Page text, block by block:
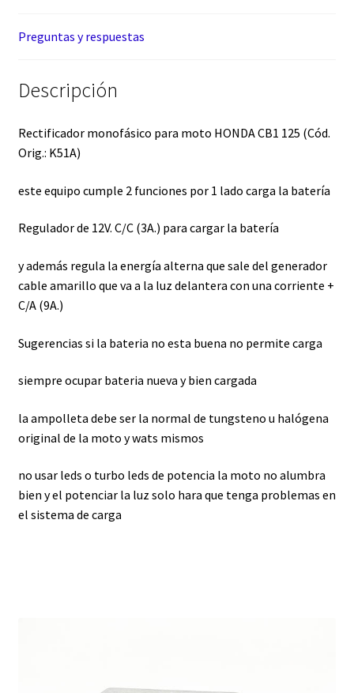
Preguntas y respuestas
Descripción
Rectificador monofásico para moto HONDA CB1 125 (Cód.
Orig.: K51A)
este equipo cumple 2 funciones por 1 lado carga la batería
Regulador de 12V. C/C (3A.) para cargar la batería
y además regula la energía alterna que sale del generador
cable amarillo que va a la luz delantera con una corriente +
C/A (9A.)
Sugerencias si la bateria no esta buena no permite carga
siempre ocupar bateria nueva y bien cargada
la ampolleta debe ser la normal de tungsteno u halógena
original de la moto y wats mismos
no usar leds o turbo leds de potencia la moto no alumbra
bien y el potenciar la luz solo hara que tenga problemas en
el sistema de carga